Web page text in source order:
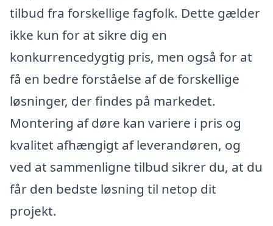
tilbud fra forskellige fagfolk. Dette gælder
ikke kun for at sikre dig en
konkurrencedygtig pris, men også for at
få en bedre forståelse af de forskellige
løsninger, der findes på markedet.
Montering af døre kan variere i pris og
kvalitet afhængigt af leverandøren, og
ved at sammenligne tilbud sikrer du, at du
får den bedste løsning til netop dit
projekt.